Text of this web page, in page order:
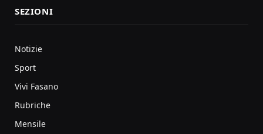
SEZIONI
Notizie
Sport
Vivi Fasano
Rubriche
Mensile